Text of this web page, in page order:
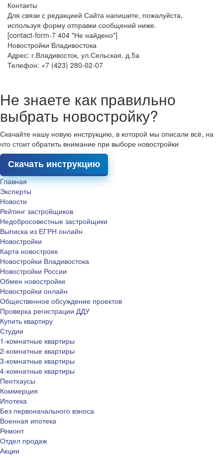
Контакты
Для связи с редакцией Сайта напишите, пожалуйста,
используя форму отправки сообщений ниже.
[contact-form-7 404 "Не найдено"]
Новостройки Владивостока
Адрес: г.Владивосток, ул.Сельская, д.5а
Телефон: +7 (423) 280-02-07
Не знаете как правильно
выбрать новостройку?
Скачайте нашу новую инструкцию, в которой мы описали всё, на
что стоит обратить внимание при выборе новостройки
Скачать инструкцию
Главная
Эксперты
Новости
Рейтинг застройщиков
Недобросовестные застройщики
Выписка из ЕГРН онлайн
Новостройки
Карта новостроек
Новостройки Владивостока
Новостройки России
Обмен новостройки
Новостройки онлайн
Общественное обсуждение проектов
Проверка регистрации ДДУ
Купить квартиру
Студии
1-комнатные квартиры
2-комнатные квартиры
3-комнатные квартиры
4-комнатные квартиры
Пентхаусы
Коммерция
Ипотека
Без первоначального взноса
Военная ипотека
Ремонт
Отдел продаж
Акции